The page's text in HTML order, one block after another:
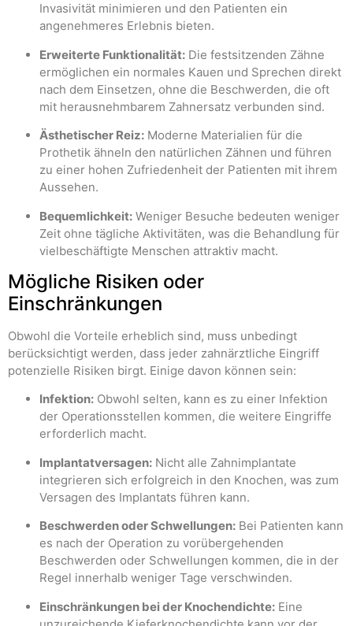
Invasivität minimieren und den Patienten ein
angenehmeres Erlebnis bieten.
Erweiterte Funktionalität: Die festsitzenden Zähne
ermöglichen ein normales Kauen und Sprechen direkt
nach dem Einsetzen, ohne die Beschwerden, die oft
mit herausnehmbarem Zahnersatz verbunden sind.
Ästhetischer Reiz: Moderne Materialien für die
Prothetik ähneln den natürlichen Zähnen und führen
zu einer hohen Zufriedenheit der Patienten mit ihrem
Aussehen.
Bequemlichkeit: Weniger Besuche bedeuten weniger
Zeit ohne tägliche Aktivitäten, was die Behandlung für
vielbeschäftigte Menschen attraktiv macht.
Mögliche Risiken oder
Einschränkungen
Obwohl die Vorteile erheblich sind, muss unbedingt
berücksichtigt werden, dass jeder zahnärztliche Eingriff
potenzielle Risiken birgt. Einige davon können sein:
Infektion: Obwohl selten, kann es zu einer Infektion
der Operationsstellen kommen, die weitere Eingriffe
erforderlich macht.
Implantatversagen: Nicht alle Zahnimplantate
integrieren sich erfolgreich in den Knochen, was zum
Versagen des Implantats führen kann.
Beschwerden oder Schwellungen: Bei Patienten kann
es nach der Operation zu vorübergehenden
Beschwerden oder Schwellungen kommen, die in der
Regel innerhalb weniger Tage verschwinden.
Einschränkungen bei der Knochendichte: Eine